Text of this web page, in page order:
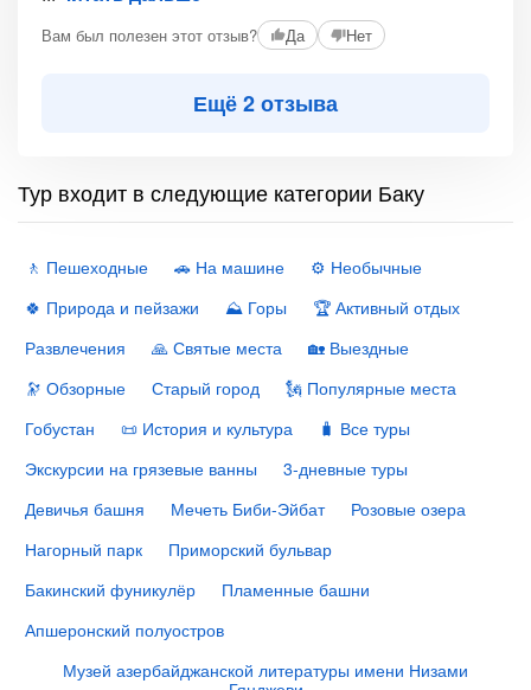
Вам был полезен этот отзыв? Да Нет
Ещё 2 отзыва
Тур входит в следующие категории Баку
🚶 Пешеходные 🚗 На машине
⚙️ Необычные
🍀 Природа и пейзажи
⛰ Горы
🏆 Активный отдых
Развлечения
🙏 Святые места
🏡 Выездные
🔭 Обзорные
Старый город
🗽 Популярные места
Гобустан
📜 История и культура
🧳 Все туры
Экскурсии на грязевые ванны
3-дневные туры
Девичья башня
Мечеть Биби-Эйбат
Розовые озера
Нагорный парк
Приморский бульвар
Бакинский фуникулёр
Пламенные башни
Апшеронский полуостров
Музей азербайджанской литературы имени Низами